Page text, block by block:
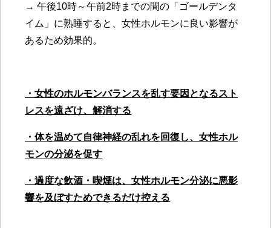
→ 午後10時～午前2時までの間の「ゴールデンタ
イム」に熟睡すると、女性ホルモンに良い影響が
あるため効果的。
・女性のホルモンバランスを乱す要因となるスト
レスを遠ざけ、解消する
・体を温めて自律神経の乱れを回復し、女性ホル
モンの分泌を促す
・過度な飲酒・喫煙は、女性ホルモン分泌に悪影
響を及ぼすためできるだけ控える